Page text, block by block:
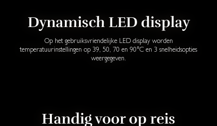
Dynamisch LED display
Op het gebruiksvriendelijke LED display worden
temperatuurinstellingen op 39, 50, 70 en 90°C en 3 snelheidsopties
weergegeven.
Handig voor op reis